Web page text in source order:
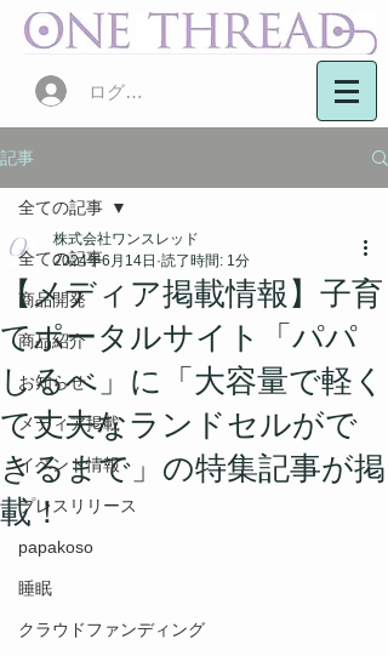
ログイン
記事
全ての記事
商品開発
商品紹介
お知らせ
メディア掲載
イベント情報
プレスリリース
papakoso
睡眠
クラウドファンディング
全ての記事
【メディア掲載情報】子育
てポータルサイト「パパ
しるべ」に「大容量で軽く
て丈夫なランドセルがで
きるまで」の特集記事が掲
載！
株式会社ワンスレッド
2024年6月14日 読了時間: 1分